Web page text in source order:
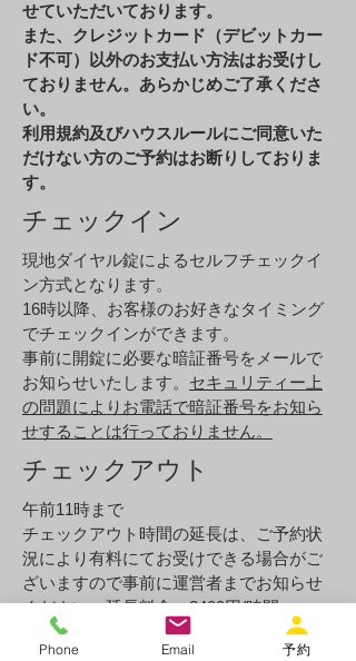
せていただいております。
また、クレジットカード（デビットカー
ド不可）以外のお支払い方法はお受けし
ておりません。あらかじめご了承くださ
い。
​利用規約及びハウスルールにご同意いた
だけない方のご予約はお断りしておりま
す。
チェックイン
現地ダイヤル錠によるセルフチェックイ
ン方式となります。
​16時以降、お客様のお好きなタイミング
でチェックインができます。
事前に開錠に必要な暗証番号をメールで
お知らせいたします。 セキュリティー上
の問題によりお電話で暗証番号をお知ら
せすることは行っておりません。
チェックアウト
午前11時まで
チェックアウト時間の延長は、ご予約状
況により有料にてお受けできる場合がご
ざいますので事前に運営者までお知らせ
ください。延長料金：2400円/時間
キャンセルポリシー
Phone Email 予約